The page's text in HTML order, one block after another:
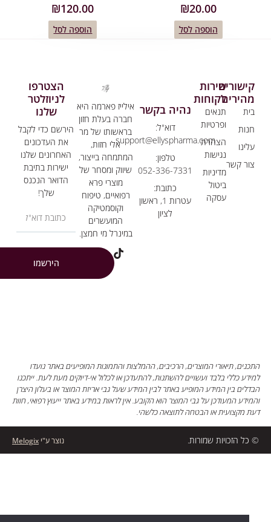
₪20.00
הוספה לסל
₪120.00
הוספה לסל
אילייז פארמה היא
חברה בעלת חזון
בראשותו של מר
אלי חזות,
המתמחה בייצור,
שיווק ומסחר של
מוצרי פרא
רפואיים, טיפוח
וקוסמטיקה
המועשרים
במינרל מי חמצן.
שירות
לקוחות
תנאים
ופרטיות
הצהרת
מדיניות
קשר
נהיה בקשר
support@ellyspharma.com
052-336-7331
כתובת:
עטרות 1, ראשון
הצטרפו
לניוזלטר
שלנו
הירשם כדי לקבל
את העדכונים
האחרונים שלנו
ישירות בתיבת
הדואר הנכנס
הירשמו
תיאורי המוצרים, הרכיבים, ההמלצות והתמונות המופיעים באתר נועדו
כללי בלבד ועשויים להשתנות, להתעדכן או לכלול אי-דיוקים מעת לעת. ייתכנו
בין המידע המופיע באתר לבין המידע שעל גבי אריזת המוצר או בעלון היצרן
המעודכן על גבי המוצר הוא הקובע. אין לראות במידע באתר ייעוץ רפואי, חוות
מקצועית או הבטחה לתוצאה כלשהי.
הזכויות שמורות. נוצר ע"יMelogix